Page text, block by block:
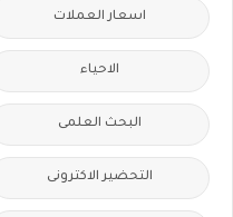
اسعار العملات
الاحياء
البحث العلمى
التحضير الاكترونى